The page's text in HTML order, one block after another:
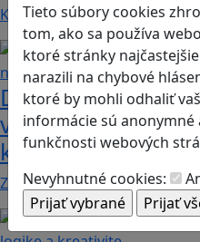
Tieto súbory cookies
tom, ako sa používa
ktoré stránky
narazili na chybové
ktoré by mohli odhaliť
informácie sú anonymné
funkčnosti webových
Nevyhnutné cookies:
Kvíz zahŕňa otázky z
Dobrodružstvá
videohre? Dvojica
kamarátok už aj
Značku Mimi a Líza by sme